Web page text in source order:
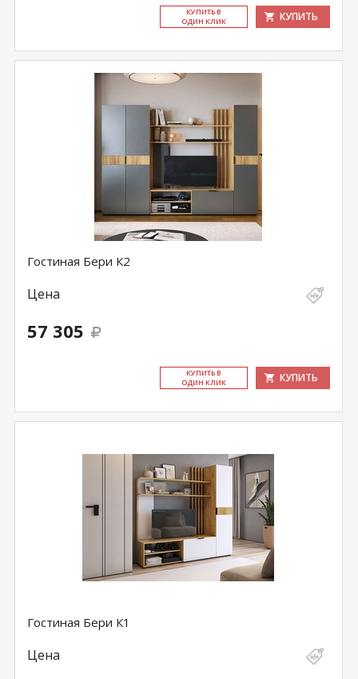
КУ­ПИТЬ В
ОДИН КЛИК
КУПИТЬ
Гостиная Бери К2
Цена
57 305
КУ­ПИТЬ В
ОДИН КЛИК
КУПИТЬ
Гостиная Бери К1
Цена